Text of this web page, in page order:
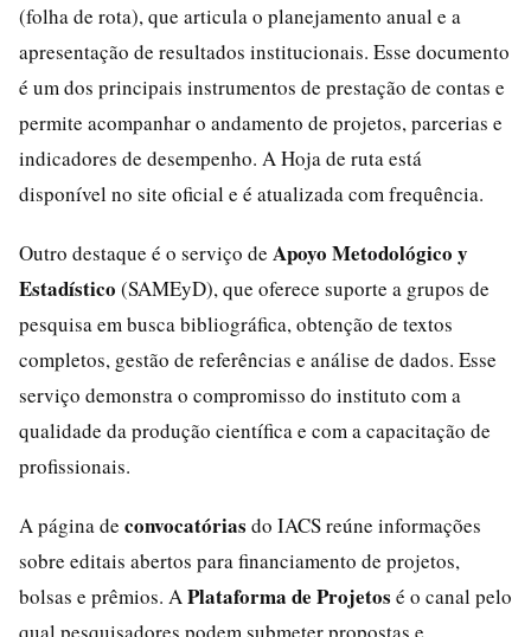
(folha de rota), que articula o planejamento anual e a
apresentação de resultados institucionais. Esse documento
é um dos principais instrumentos de prestação de contas e
permite acompanhar o andamento de projetos, parcerias e
indicadores de desempenho. A Hoja de ruta está
disponível no site oficial e é atualizada com frequência.
Outro destaque é o serviço de Apoyo Metodológico y
Estadístico (SAMEyD), que oferece suporte a grupos de
pesquisa em busca bibliográfica, obtenção de textos
completos, gestão de referências e análise de dados. Esse
serviço demonstra o compromisso do instituto com a
qualidade da produção científica e com a capacitação de
profissionais.
A página de convocatórias do IACS reúne informações
sobre editais abertos para financiamento de projetos,
bolsas e prêmios. A Plataforma de Projetos é o canal pelo
qual pesquisadores podem submeter propostas e